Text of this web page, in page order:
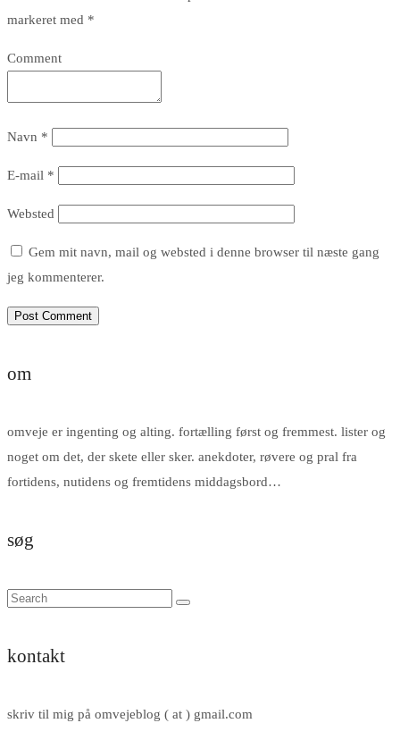
markeret med *
Comment
Navn *
E-mail *
Websted
Gem mit navn, mail og websted i denne browser til næste gang
jeg kommenterer.
om
omveje er ingenting og alting. fortælling først og fremmest. lister og
noget om det, der skete eller sker. anekdoter, røvere og pral fra
fortidens, nutidens og fremtidens middagsbord…
søg
kontakt
skriv til mig på omvejeblog ( at ) gmail.com